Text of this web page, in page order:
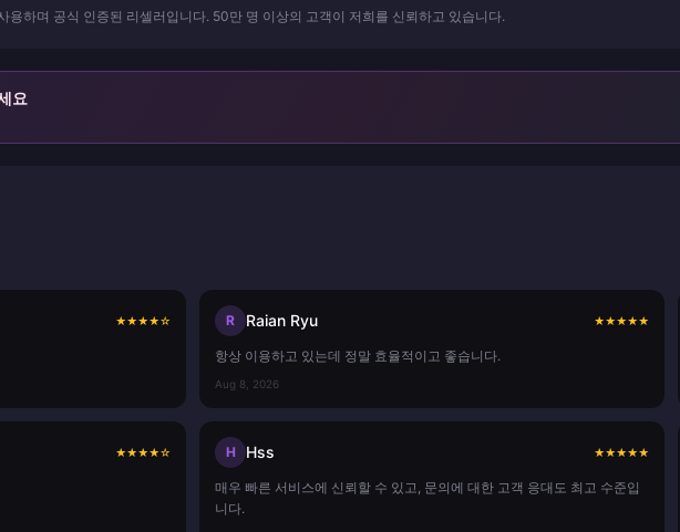
용하며 공식 인증된 리셀러입니다. 50만 명 이상의 고객이 저희를 신뢰하고 있습니다.
요
★★★★☆ R Raian Ryu ★★★★★
항상 이용하고 있는데 정말 효율적이고 좋습니다.
Aug 8, 2026
★★★★☆ H Hss ★★★★★
매우 빠른 서비스에 신뢰할 수 있고, 문의에 대한 고객 응대도 최고 수준입
니다.